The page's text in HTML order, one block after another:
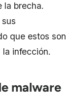
la brecha.
que estos son
la infección.
malware